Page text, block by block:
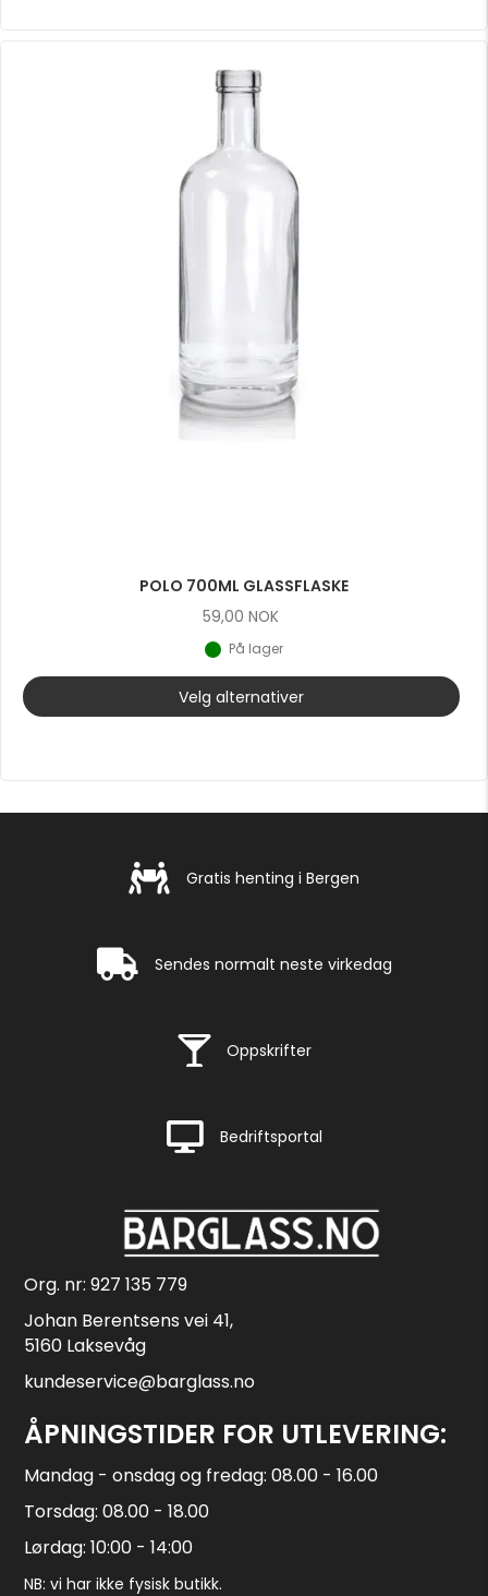
POLO 700ML GLASSFLASKE
59,00 NOK
På lager
Velg alternativer
Gratis henting i Bergen
Gratis henting i Bergen
Rask levering
Sendes normalt neste virkedag
Rask levering
Oppskrifter
Rask levering
Bedriftsportal
Org. nr: 927 135 779
Johan Berentsens vei 41,
5160 Laksevåg
kundeservice@barglass.no
ÅPNINGSTIDER FOR UTLEVERING:
Mandag - onsdag og fredag: 08.00 - 16.00
Torsdag: 08.00 - 18.00
Lørdag: 10:00 - 14:00
NB: vi har ikke fysisk butikk.